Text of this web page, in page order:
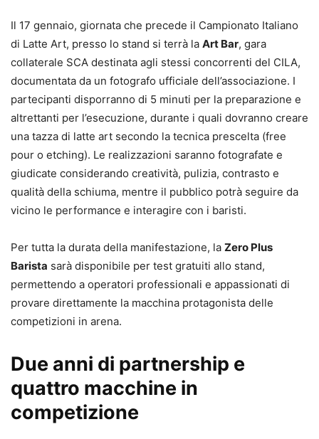
Il 17 gennaio, giornata che precede il Campionato Italiano
di Latte Art, presso lo stand si terrà la Art Bar, gara
collaterale SCA destinata agli stessi concorrenti del CILA,
documentata da un fotografo ufficiale dell’associazione. I
partecipanti disporranno di 5 minuti per la preparazione e
altrettanti per l’esecuzione, durante i quali dovranno creare
una tazza di latte art secondo la tecnica prescelta (free
pour o etching). Le realizzazioni saranno fotografate e
giudicate considerando creatività, pulizia, contrasto e
qualità della schiuma, mentre il pubblico potrà seguire da
vicino le performance e interagire con i baristi.
Per tutta la durata della manifestazione, la Zero Plus
Barista sarà disponibile per test gratuiti allo stand,
permettendo a operatori professionali e appassionati di
provare direttamente la macchina protagonista delle
competizioni in arena.
Due anni di partnership e
quattro macchine in
competizione